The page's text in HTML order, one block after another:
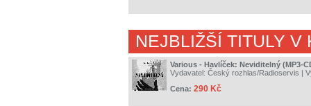
NEJBLIŽŠÍ TITULY V
Various - Havlíček: Neviditelný (MP3-
Vydavatel: Český rozhlas/Radioservis |
Cena: 290 Kč